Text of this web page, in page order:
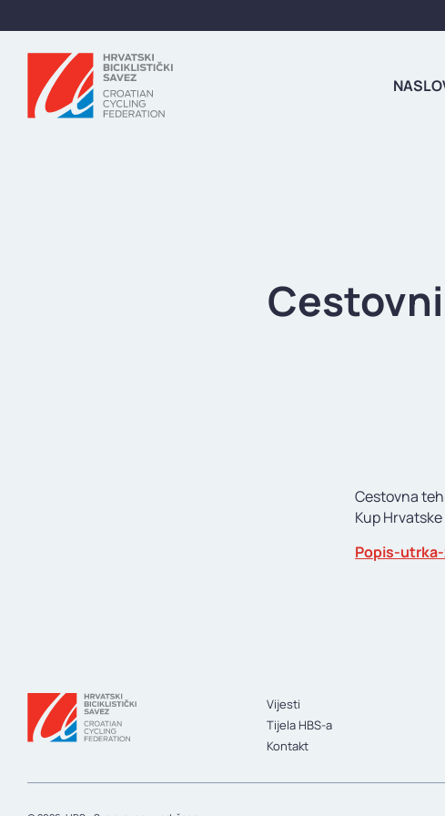
Cestovna
Kup
Popis-
Vijesti
Tijela HBS-a
Kontakt